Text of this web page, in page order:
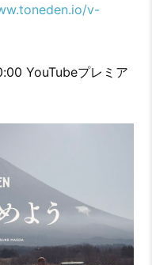
v-
YouTubeプレミア